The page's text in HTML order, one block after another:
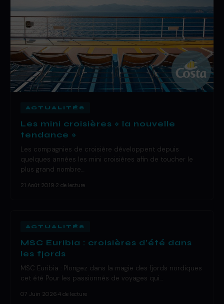
ACTUALITÉS
Les mini croisières « la nouvelle
tendance »
Les compagnies de croisière développent depuis
quelques années les mini croisières afin de toucher le
plus grand nombre…
21 Août 2019 2 de lecture
ACTUALITÉS
MSC Euribia : croisières d’été dans
les fjords
MSC Euribia : Plongez dans la magie des fjords nordiques
cet été Pour les passionnés de voyages qui…
07 Juin 2026 4 de lecture